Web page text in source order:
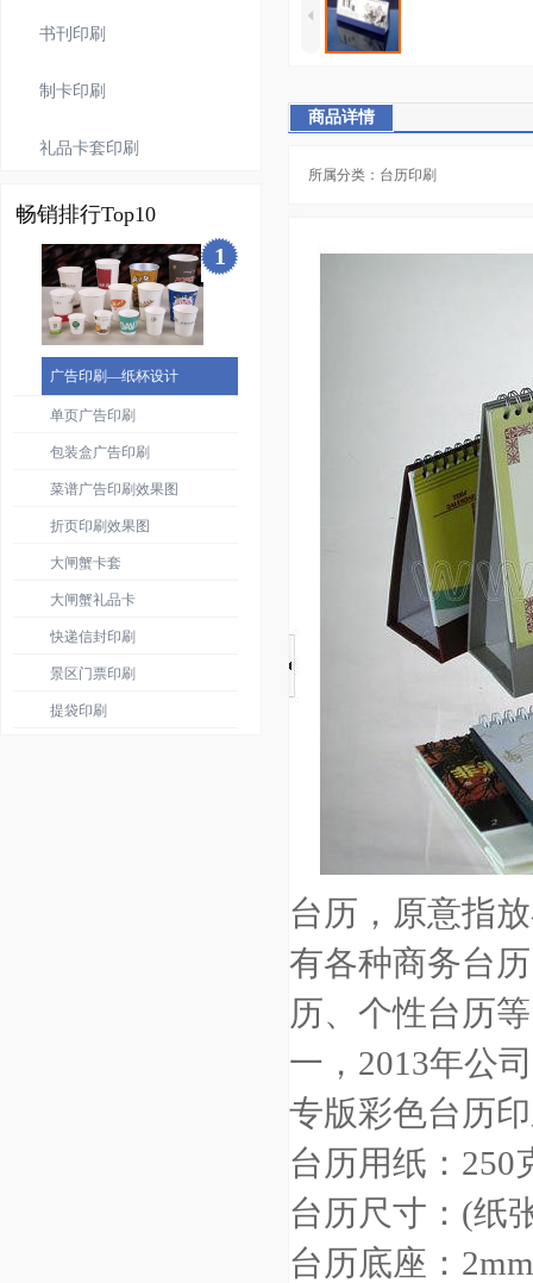
书刊印刷
制卡印刷
礼品卡套印刷
畅销排行Top10
广告印刷—纸杯设计
1
单页广告印刷
包装盒广告印刷
菜谱广告印刷效果图
折页印刷效果图
大闸蟹卡套
大闸蟹礼品卡
快递信封印刷
景区门票印刷
提袋印刷
4
商品详情
所属分类：台历印刷
台历，原意指
有各种商务台
历、个性台历
一，2013年公
专版彩色台历
台历用纸：250
台历尺寸：(纸
台历底座：